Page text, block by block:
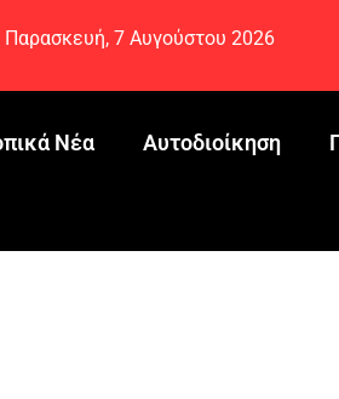
Παρασκευή, 7 Αυγούστου 2026
Νέα Αυτοδιοίκηση